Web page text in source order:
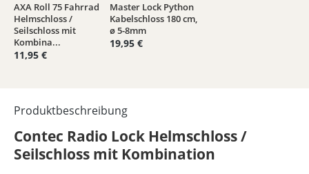
Durchschnittliche Bewertung von 3.3 von 5 Sternen
AXA Roll 75 Fahrrad
Helmschloss /
Seilschloss mit
Kombina...
11,95 €
Durchschnittliche Bewertung von 4.6 von
Master Lock Python
Kabelschloss 180 cm,
ø 5-8mm
19,95 €
Produktbeschreibung
Contec Radio Lock Helmschloss /
Seilschloss mit Kombination